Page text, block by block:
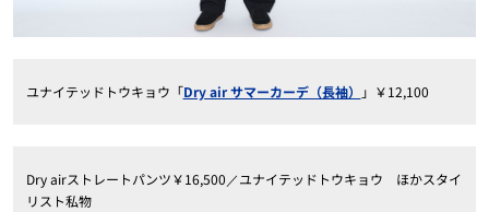
ユナイテッドトウキョウ「Dry air サマーカーデ（長袖） 」￥12,100
Dry airストレートパンツ￥16,500／ユナイテッドトウキョウ ほかスタイ
リスト私物